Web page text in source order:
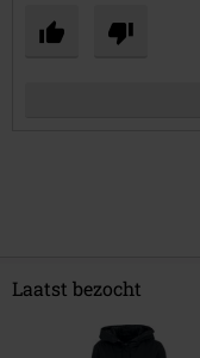
Commentaar versturen
Laatst bezocht